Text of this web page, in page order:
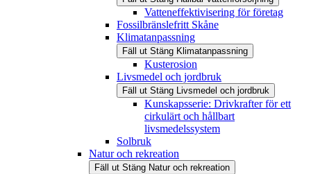
Vatteneffektivisering för företag
Fossilbränslefritt Skåne
Klimatanpassning
Fäll ut Stäng Klimatanpassning
Kusterosion
Livsmedel och jordbruk
Fäll ut Stäng Livsmedel och jordbruk
Kunskapsserie: Drivkrafter för ett
cirkulärt och hållbart
livsmedelssystem
Solbruk
Natur och rekreation
Fäll ut Stäng Natur och rekreation